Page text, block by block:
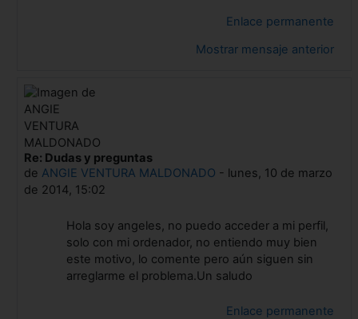
Enlace permanente
Mostrar mensaje anterior
En respuesta a Gonzalo Castells Ortells
Re: Dudas y preguntas
de ANGIE VENTURA MALDONADO - lunes, 10 de marzo
de 2014, 15:02
Hola soy angeles, no puedo acceder a mi perfil,
solo con mi ordenador, no entiendo muy bien
este motivo, lo comente pero aún siguen sin
arreglarme el problema.Un saludo
Enlace permanente